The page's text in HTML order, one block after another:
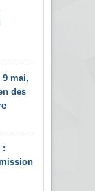
mai,
des
: